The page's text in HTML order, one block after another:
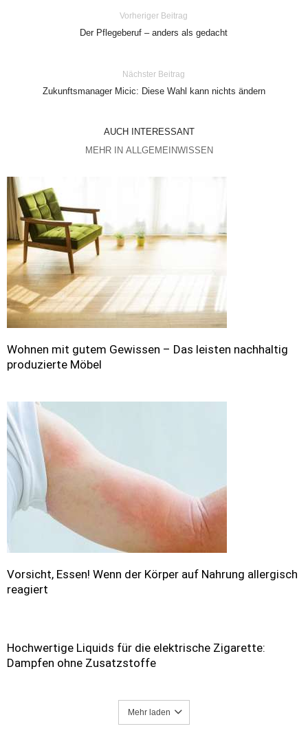
Vorheriger Beitrag
Der Pflegeberuf – anders als gedacht
Nächster Beitrag
Zukunftsmanager Micic: Diese Wahl kann nichts ändern
AUCH INTERESSANT
MEHR IN ALLGEMEINWISSEN
Wohnen mit gutem Gewissen – Das leisten nachhaltig
produzierte Möbel
Vorsicht, Essen! Wenn der Körper auf Nahrung allergisch
reagiert
Hochwertige Liquids für die elektrische Zigarette:
Dampfen ohne Zusatzstoffe
Mehr laden